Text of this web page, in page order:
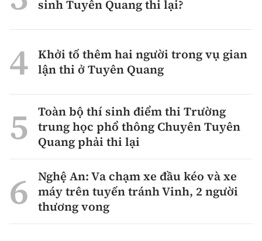
sinh Tuyên Quang thi lại?
Khởi tố thêm hai người trong vụ gian
lận thi ở Tuyên Quang
Toàn bộ thí sinh điểm thi Trường
trung học phổ thông Chuyên Tuyên
Quang phải thi lại
Nghệ An: Va chạm xe đầu kéo và xe
máy trên tuyến tránh Vinh, 2 người
thương vong